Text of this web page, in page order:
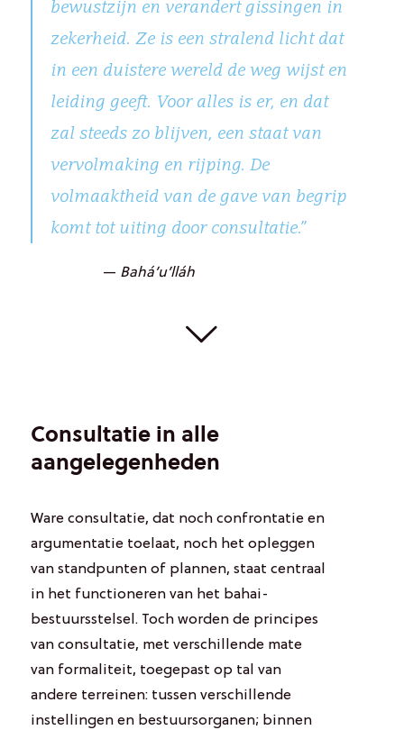
bewustzijn en verandert gissingen in
zekerheid. Ze is een stralend licht dat
in een duistere wereld de weg wijst en
leiding geeft. Voor alles is er, en dat
zal steeds zo blijven, een staat van
vervolmaking en rijping. De
volmaaktheid van de gave van begrip
komt tot uiting door consultatie.”
— Bahá’u’lláh
Consultatie in alle
aangelegenheden
Ware consultatie, dat noch confrontatie en
argumentatie toelaat, noch het opleggen
van standpunten of plannen, staat centraal
in het functioneren van het bahai-
bestuursstelsel. Toch worden de principes
van consultatie, met verschillende mate
van formaliteit, toegepast op tal van
andere terreinen: tussen verschillende
instellingen en bestuursorganen; binnen